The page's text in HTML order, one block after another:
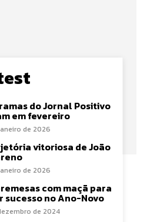
do Jornal Positivo
em fevereiro
de 2026
vitoriosa de João
de 2026
com maçã para
sucesso no Ano-Novo
de 2024